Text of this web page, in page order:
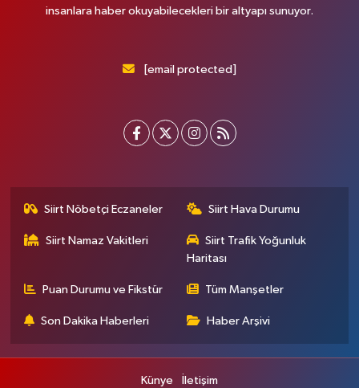
insanlara haber okuyabilecekleri bir altyapı sunuyor.
[email protected]
Siirt Nöbetçi Eczaneler Siirt Hava Durumu
Siirt Namaz Vakitleri
Siirt Trafik Yoğunluk
Haritası
Puan Durumu ve Fikstür Tüm Manşetler
Son Dakika Haberleri Haber Arşivi
Künye İletişim